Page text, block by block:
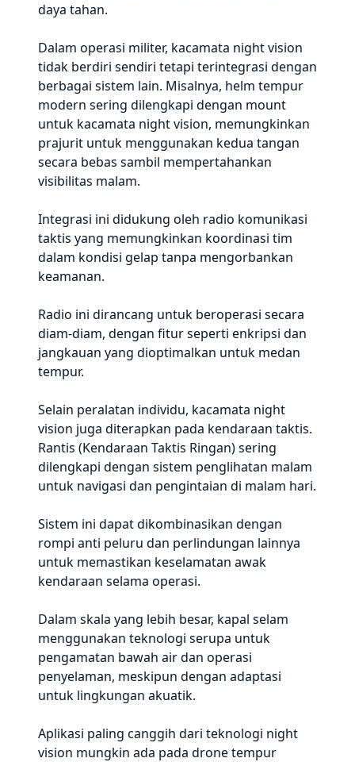
daya tahan.
Dalam operasi militer, kacamata night vision
tidak berdiri sendiri tetapi terintegrasi dengan
berbagai sistem lain. Misalnya, helm tempur
modern sering dilengkapi dengan mount
untuk kacamata night vision, memungkinkan
prajurit untuk menggunakan kedua tangan
secara bebas sambil mempertahankan
visibilitas malam.
Integrasi ini didukung oleh radio komunikasi
taktis yang memungkinkan koordinasi tim
dalam kondisi gelap tanpa mengorbankan
keamanan.
Radio ini dirancang untuk beroperasi secara
diam-diam, dengan fitur seperti enkripsi dan
jangkauan yang dioptimalkan untuk medan
tempur.
Selain peralatan individu, kacamata night
vision juga diterapkan pada kendaraan taktis.
Rantis (Kendaraan Taktis Ringan) sering
dilengkapi dengan sistem penglihatan malam
untuk navigasi dan pengintaian di malam hari.
Sistem ini dapat dikombinasikan dengan
rompi anti peluru dan perlindungan lainnya
untuk memastikan keselamatan awak
kendaraan selama operasi.
Dalam skala yang lebih besar, kapal selam
menggunakan teknologi serupa untuk
pengamatan bawah air dan operasi
penyelaman, meskipun dengan adaptasi
untuk lingkungan akuatik.
Aplikasi paling canggih dari teknologi night
vision mungkin ada pada drone tempur